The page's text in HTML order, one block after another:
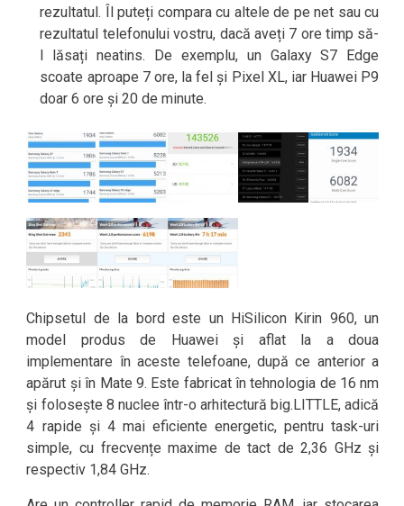
rezultatul. Îl puteți compara cu altele de pe net sau cu
rezultatul telefonului vostru, dacă aveți 7 ore timp să-
l lăsați neatins. De exemplu, un Galaxy S7 Edge
scoate aproape 7 ore, la fel și Pixel XL, iar Huawei P9
doar 6 ore și 20 de minute.
Chipsetul de la bord este un HiSilicon Kirin 960, un
model produs de Huawei și aflat la a doua
implementare în aceste telefoane, după ce anterior a
apărut și în Mate 9. Este fabricat în tehnologia de 16 nm
și folosește 8 nuclee într-o arhitectură big.LITTLE, adică
4 rapide și 4 mai eficiente energetic, pentru task-uri
simple, cu frecvențe maxime de tact de 2,36 GHz și
respectiv 1,84 GHz.